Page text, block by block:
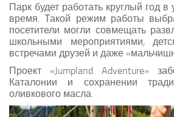
Парк будет работать круглый год
время. Такой режим работы
посетители могли совмещать
школьными мероприятиями,
встречами друзей и даже
Проект «Jumpland Adventure»
Каталонии и сохранении
оливкового масла.